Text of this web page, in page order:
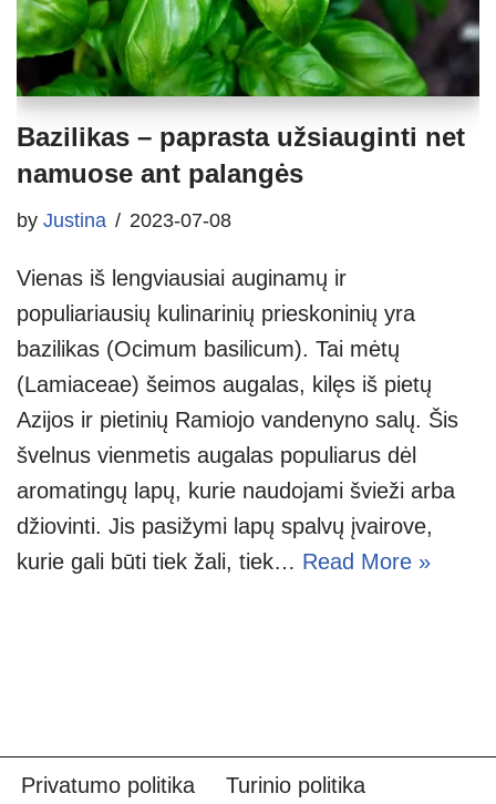
Bazilikas – paprasta užsiauginti net
namuose ant palangės
by Justina 2023-07-08
Vienas iš lengviausiai auginamų ir
populiariausių kulinarinių prieskoninių yra
bazilikas (Ocimum basilicum). Tai mėtų
(Lamiaceae) šeimos augalas, kilęs iš pietų
Azijos ir pietinių Ramiojo vandenyno salų. Šis
švelnus vienmetis augalas populiarus dėl
aromatingų lapų, kurie naudojami švieži arba
džiovinti. Jis pasižymi lapų spalvų įvairove,
kurie gali būti tiek žali, tiek… Read More »
Privatumo politika
Turinio politika